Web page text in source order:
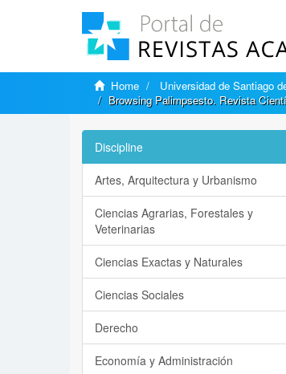
Home Universidad de Santiago
Browsing Palimpsesto. Revista
Discipline
Artes, Arquitectura y Urbanismo
Ciencias Agrarias, Forestales y
Veterinarias
Ciencias Exactas y Naturales
Ciencias Sociales
Derecho
Economía y Administración